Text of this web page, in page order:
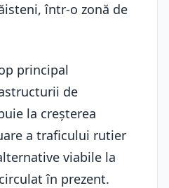
într-o zonă de
principal
de
la creşterea
a traficului rutier
viabile la
în prezent.